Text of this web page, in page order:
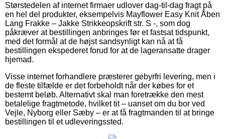
Størstedelen af internet firmaer udlover dag-til-dag fragt på
en hel del produkter, eksempelvis Mayflower Easy Knit Åben
Lang Frakke – Jakke Strikkeopskrift str. S -, som dog
påkræver at bestillingen anbringes før et fastsat tidspunkt,
med det formål at de højst sandsynligt kan nå at få
bestillingen ekspederet forud for at de lageransatte drager
hjemad.
Visse internet forhandlere præsterer gebyrfri levering, men i
de fleste tilfælde er det forbeholdt når der købes for et
bestemt beløb. Alternativt skal man foretrække den mest
betalelige fragtmetode, hvilket tit – uanset om du bor ved
Vejle, Nyborg eller Sæby – er at få fragtmanden til at bringe
bestillingen til et udleveringssted.